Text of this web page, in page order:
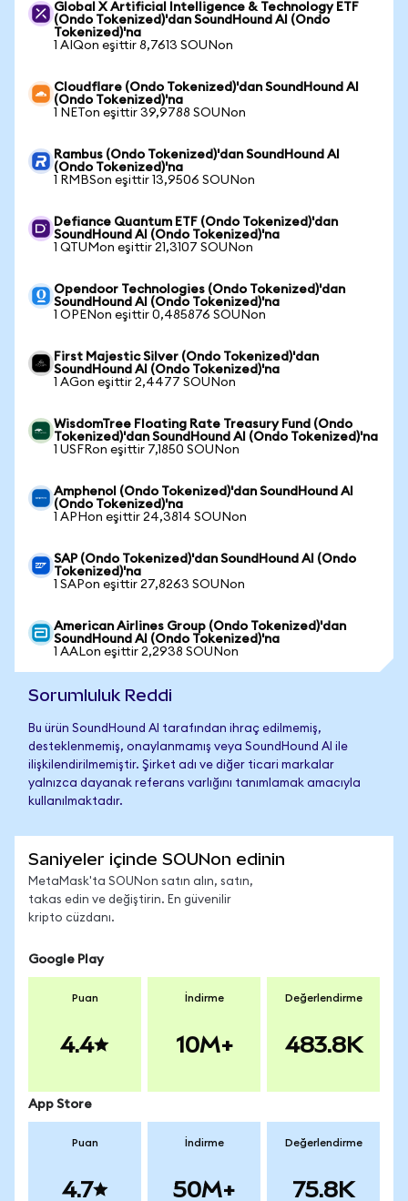
Global X Artificial Intelligence & Technology ETF
(Ondo Tokenized)'dan SoundHound AI (Ondo
Tokenized)'na
1 AIQon eşittir 8,7613 SOUNon
Cloudflare (Ondo Tokenized)'dan SoundHound AI
(Ondo Tokenized)'na
1 NETon eşittir 39,9788 SOUNon
Rambus (Ondo Tokenized)'dan SoundHound AI
(Ondo Tokenized)'na
1 RMBSon eşittir 13,9506 SOUNon
Defiance Quantum ETF (Ondo Tokenized)'dan
SoundHound AI (Ondo Tokenized)'na
1 QTUMon eşittir 21,3107 SOUNon
Opendoor Technologies (Ondo Tokenized)'dan
SoundHound AI (Ondo Tokenized)'na
1 OPENon eşittir 0,485876 SOUNon
First Majestic Silver (Ondo Tokenized)'dan
SoundHound AI (Ondo Tokenized)'na
1 AGon eşittir 2,4477 SOUNon
WisdomTree Floating Rate Treasury Fund (Ondo
Tokenized)'dan SoundHound AI (Ondo Tokenized)'na
1 USFRon eşittir 7,1850 SOUNon
Amphenol (Ondo Tokenized)'dan SoundHound AI
(Ondo Tokenized)'na
1 APHon eşittir 24,3814 SOUNon
SAP (Ondo Tokenized)'dan SoundHound AI (Ondo
Tokenized)'na
1 SAPon eşittir 27,8263 SOUNon
American Airlines Group (Ondo Tokenized)'dan
SoundHound AI (Ondo Tokenized)'na
1 AALon eşittir 2,2938 SOUNon
Sorumluluk Reddi
Bu ürün SoundHound AI tarafından ihraç edilmemiş,
desteklenmemiş, onaylanmamış veya SoundHound AI ile
ilişkilendirilmemiştir. Şirket adı ve diğer ticari markalar
yalnızca dayanak referans varlığını tanımlamak amacıyla
kullanılmaktadır.
Saniyeler içinde SOUNon edinin
MetaMask'ta SOUNon satın alın, satın,
takas edin ve değiştirin. En güvenilir
kripto cüzdanı.
Google Play
Puan
4.4
İndirme
10M+
Değerlendirme
483.8K
App Store
Puan
4.7
İndirme
50M+
Değerlendirme
75.8K